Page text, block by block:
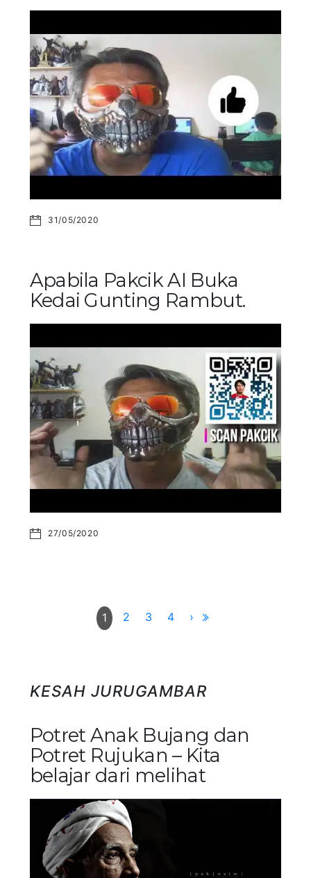
31/05/2020
Apabila Pakcik AI Buka
Kedai Gunting Rambut.
27/05/2020
1 2 3 4 ›
KESAH JURUGAMBAR
Potret Anak Bujang dan
Potret Rujukan – Kita
belajar dari melihat